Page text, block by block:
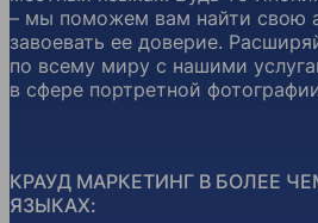
КРАУД МАРКЕТИНГ В БОЛЕЕ
ЯЗЫКАХ:
– мы поможем вам найти свою
завоевать ее доверие.
по всему миру с нашими
в сфере портретной